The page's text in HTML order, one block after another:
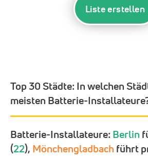
Liste erstellen
Top 30 Städte: In welchen
meisten Batterie-
Batterie-Installateure: Berlin
(22), Mönchengladbachführt